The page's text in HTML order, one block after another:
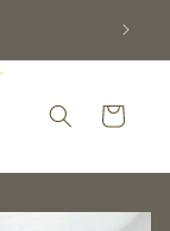
Carrito